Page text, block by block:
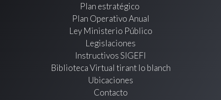
Plan estratégico
Plan Operativo Anual
Ley Ministerio Público
Legislaciones
Instructivos SIGEFI
Biblioteca Virtual tirant lo blanch
Ubicaciones
Contacto